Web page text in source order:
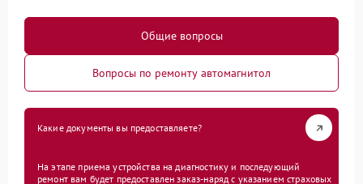
Общие вопросы
Вопросы по ремонту автомагнитол
Какие документы вы предоставляете?
На этапе приема устройства на диагностику и последующий
ремонт вам будет предоставлен заказ-наряд с указанием страховых